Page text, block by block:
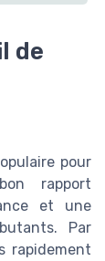
de
pour
rapport
et une
Par
rapidement